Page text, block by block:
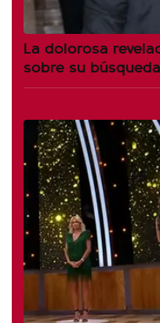
La dolorosa
sobre su